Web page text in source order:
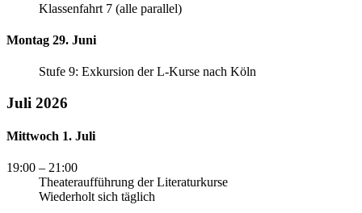
Klassenfahrt 7 (alle parallel)
Montag 29. Juni
Stufe 9: Exkursion der L-Kurse nach Köln
Juli 2026
Mittwoch 1. Juli
19:00 – 21:00
Theateraufführung der Literaturkurse
Wiederholt sich täglich